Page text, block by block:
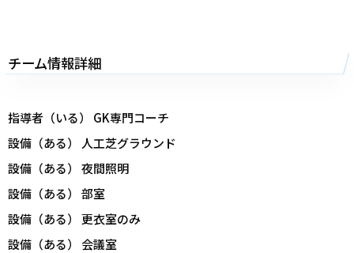
チーム情報詳細
指導者（いる） GK専門コーチ
設備（ある） 人工芝グラウンド
設備（ある） 夜間照明
設備（ある） 部室
設備（ある） 更衣室のみ
設備（ある） 会議室